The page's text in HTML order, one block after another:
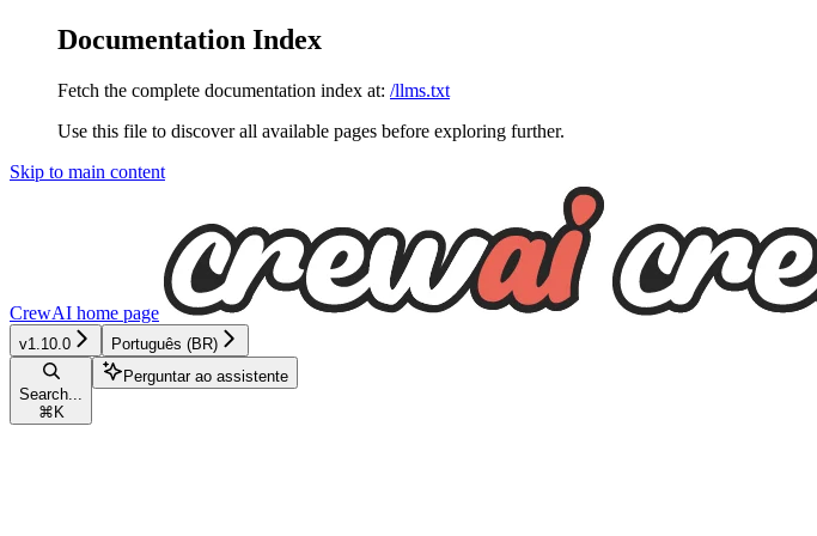
Documentation Index
Fetch the complete documentation index at: /llms.txt
Use this file to discover all available pages before exploring further.
Skip to main content
CrewAI home page
v1.10.0 Português (BR)
Search...
⌘ K
Perguntar ao assistente